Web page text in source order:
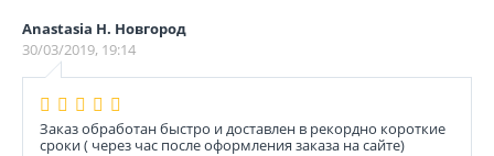
Anastasia Н. Новгород
30/03/2019, 19:14
Заказ обработан быстро и доставлен в рекордно короткие
сроки ( через час после оформления заказа на сайте)